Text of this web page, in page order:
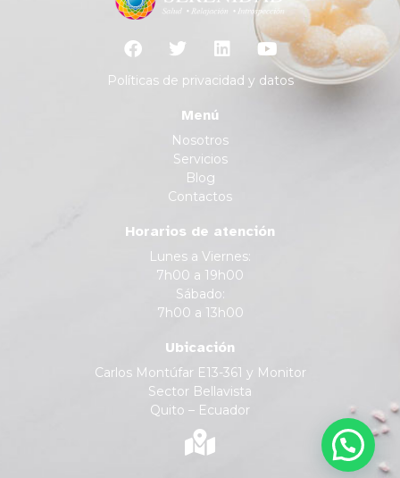
Políticas de privacidad y datos
Menú
Nosotros
Servicios
Blog
Contactos
Horarios de atención
Lunes a Viernes:
7h00 a 19h00
Sábado:
7h00 a 13h00
Ubicación
Carlos Montúfar E13-361 y Monitor
Sector Bellavista
Quito – Ecuador